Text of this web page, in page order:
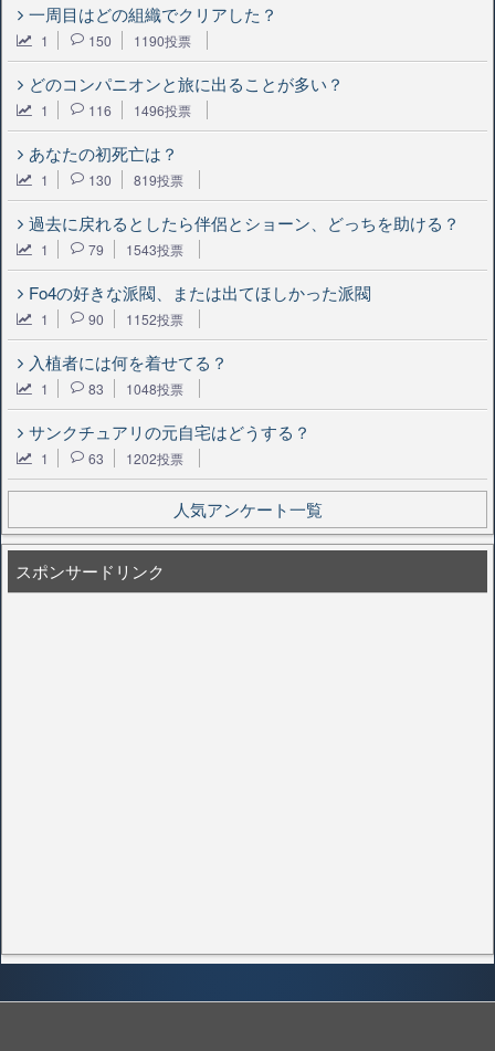
一周目はどの組織でクリアした？
1 150 1190投票
どのコンパニオンと旅に出ることが多い？
1 116 1496投票
あなたの初死亡は？
1 130 819投票
過去に戻れるとしたら伴侶とショーン、どっちを助ける？
1 79 1543投票
Fo4の好きな派閥、または出てほしかった派閥
1 90 1152投票
入植者には何を着せてる？
1 83 1048投票
サンクチュアリの元自宅はどうする？
1 63 1202投票
人気アンケート一覧
スポンサードリンク